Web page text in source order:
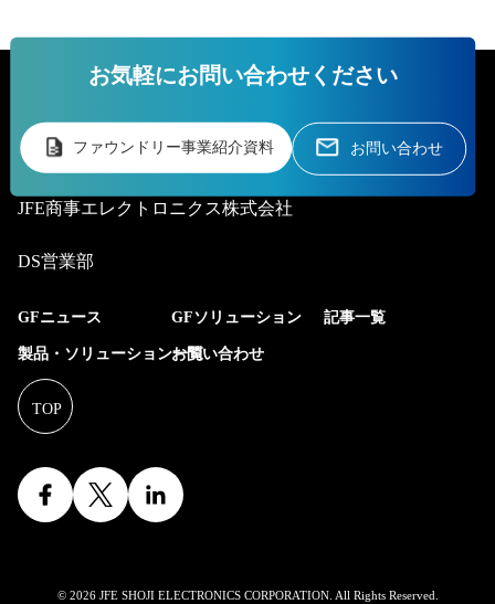
お気軽にお問い合わせください
ファウンドリー事業紹介資料 お問い合わせ
JFE商事エレクトロニクス株式会社
DS営業部
GFニュース GFソリューション 記事一覧
製品・ソリューション一覧お問い合わせ
© 2026 JFE SHOJI ELECTRONICS CORPORATION. All Rights Reserved.